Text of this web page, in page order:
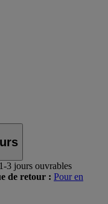
3 jours ouvrables
de retour : Pour en